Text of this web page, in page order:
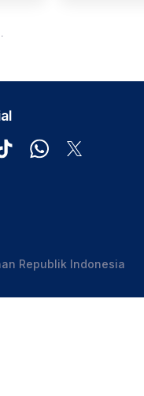
Republik Indonesia